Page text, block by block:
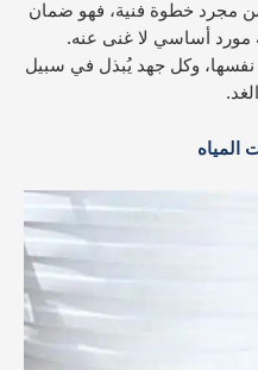
من مجرد خطوة فنية، فهو ضمان
مورد أساسي لا غنى عنه.
نفسها، وكل جهد يُبذل في سبيل
المياه